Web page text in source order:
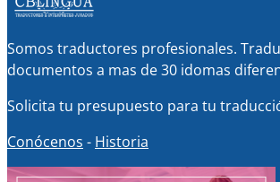
Somos traductores profesionales.
documentos a mas de 30 idomas
Solicita tu presupuesto para tu
Conócenos - Historia